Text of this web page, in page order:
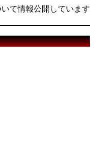
て情報公開しています